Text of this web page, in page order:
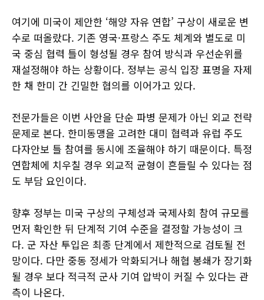
여기에 미국이 제안한 ‘해양 자유 연합’ 구상이 새로운 변
수로 떠올랐다. 기존 영국·프랑스 주도 체계와 별도로 미
국 중심 협력 틀이 형성될 경우 참여 방식과 우선순위를
재설정해야 하는 상황이다. 정부는 공식 입장 표명을 자제
한 채 한미 간 긴밀한 협의를 이어가고 있다.
전문가들은 이번 사안을 단순 파병 문제가 아닌 외교 전략
문제로 본다. 한미동맹을 고려한 대미 협력과 유럽 주도
다자안보 틀 참여를 동시에 조율해야 하기 때문이다. 특정
연합체에 치우칠 경우 외교적 균형이 흔들릴 수 있다는 점
도 부담 요인이다.
향후 정부는 미국 구상의 구체성과 국제사회 참여 규모를
먼저 확인한 뒤 단계적 기여 수준을 결정할 가능성이 크
다. 군 자산 투입은 최종 단계에서 제한적으로 검토될 전
망이다. 다만 중동 정세가 악화되거나 해협 봉쇄가 장기화
될 경우 보다 적극적 군사 기여 압박이 커질 수 있다는 관
측이 나온다.